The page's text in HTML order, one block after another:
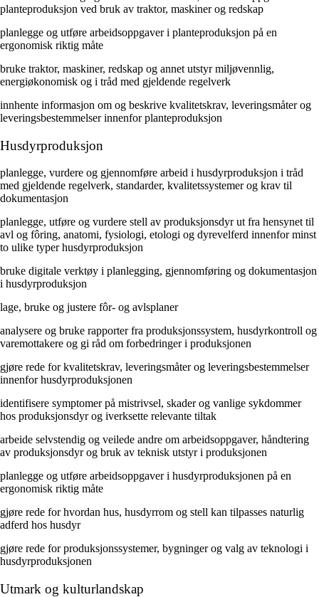
planteproduksjon ved bruk av traktor, maskiner og redskap
planlegge og utføre arbeidsoppgaver i planteproduksjon på en
ergonomisk riktig måte
bruke traktor, maskiner, redskap og annet utstyr miljøvennlig,
energiøkonomisk og i tråd med gjeldende regelverk
innhente informasjon om og beskrive kvalitetskrav, leveringsmåter og
leveringsbestemmelser innenfor planteproduksjon
Husdyrproduksjon
planlegge, vurdere og gjennomføre arbeid i husdyrproduksjon i tråd
med gjeldende regelverk, standarder, kvalitetssystemer og krav til
dokumentasjon
planlegge, utføre og vurdere stell av produksjonsdyr ut fra hensynet til
avl og fôring, anatomi, fysiologi, etologi og dyrevelferd innenfor minst
to ulike typer husdyrproduksjon
bruke digitale verktøy i planlegging, gjennomføring og dokumentasjon
i husdyrproduksjon
lage, bruke og justere fôr- og avlsplaner
analysere og bruke rapporter fra produksjonssystem, husdyrkontroll og
varemottakere og gi råd om forbedringer i produksjonen
gjøre rede for kvalitetskrav, leveringsmåter og leveringsbestemmelser
innenfor husdyrproduksjonen
identifisere symptomer på mistrivsel, skader og vanlige sykdommer
hos produksjonsdyr og iverksette relevante tiltak
arbeide selvstendig og veilede andre om arbeidsoppgaver, håndtering
av produksjonsdyr og bruk av teknisk utstyr i produksjonen
planlegge og utføre arbeidsoppgaver i husdyrproduksjonen på en
ergonomisk riktig måte
gjøre rede for hvordan hus, husdyrrom og stell kan tilpasses naturlig
adferd hos husdyr
gjøre rede for produksjonssystemer, bygninger og valg av teknologi i
husdyrproduksjonen
Utmark og kulturlandskap